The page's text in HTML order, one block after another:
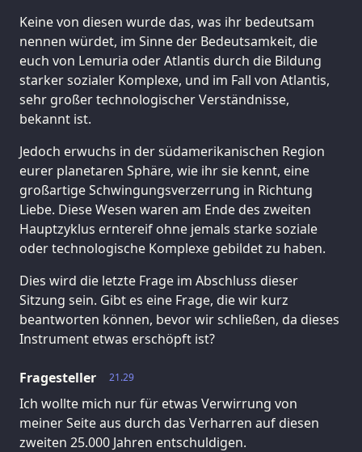
Keine von diesen wurde das, was ihr bedeutsam
nennen würdet, im Sinne der Bedeutsamkeit, die
euch von Lemuria oder Atlantis durch die Bildung
starker sozialer Komplexe, und im Fall von Atlantis,
sehr großer technologischer Verständnisse,
bekannt ist.
Jedoch erwuchs in der südamerikanischen Region
eurer planetaren Sphäre, wie ihr sie kennt, eine
großartige Schwingungsverzerrung in Richtung
Liebe. Diese Wesen waren am Ende des zweiten
Hauptzyklus erntereif ohne jemals starke soziale
oder technologische Komplexe gebildet zu haben.
Dies wird die letzte Frage im Abschluss dieser
Sitzung sein. Gibt es eine Frage, die wir kurz
beantworten können, bevor wir schließen, da dieses
Instrument etwas erschöpft ist?
21.29
Fragesteller
Ich wollte mich nur für etwas Verwirrung von
meiner Seite aus durch das Verharren auf diesen
zweiten 25.000 Jahren entschuldigen.